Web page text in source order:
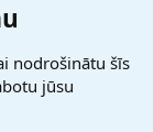
nodrošinātu šīs
jūsu